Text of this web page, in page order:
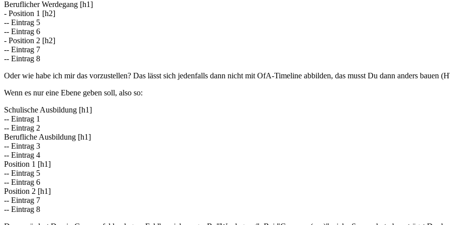
Beruflicher Werdegang [h1]
- Position 1 [h2]
-- Eintrag 5
-- Eintrag 6
- Position 2 [h2]
-- Eintrag 7
-- Eintrag 8
Oder wie habe ich mir das vorzustellen? Das lässt sich jedenfalls dann nicht mit OfA-Timeline abbilden, das musst Du dann anders bauen
Wenn es nur eine Ebene geben soll, also so:
Schulische Ausbildung [h1]
-- Eintrag 1
-- Eintrag 2
Berufliche Ausbildung [h1]
-- Eintrag 3
-- Eintrag 4
Position 1 [h1]
-- Eintrag 5
-- Eintrag 6
Position 2 [h1]
-- Eintrag 7
-- Eintrag 8